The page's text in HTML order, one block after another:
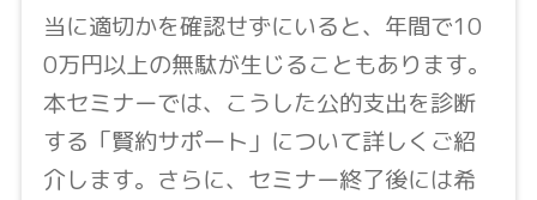
当に適切かを確認せずにいると、年間で10
0万円以上の無駄が生じることもあります。
本セミナーでは、こうした公的支出を診断
する「賢約サポート」について詳しくご紹
介します。さらに、セミナー終了後には希